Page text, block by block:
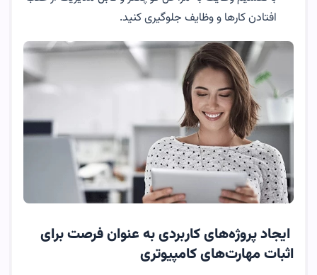
افتادن کارها و وظایف جلوگیری کنید.
ایجاد پروژه‌های کاربردی به عنوان فرصت برای
اثبات مهارت‌های کامپیوتری